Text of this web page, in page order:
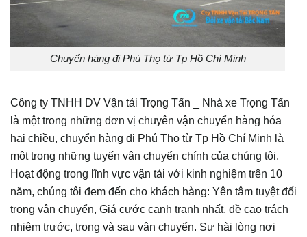
Chuyển hàng đi Phú Thọ từ Tp Hồ Chí Minh
Công ty TNHH DV Vận tải Trọng Tấn _ Nhà xe Trọng Tấn
là một trong những đơn vị chuyên vận chuyển hàng hóa
hai chiều, chuyển hàng đi Phú Thọ từ Tp Hồ Chí Minh là
một trong những tuyến vận chuyển chính của chúng tôi.
Hoạt động trong lĩnh vực vận tải với kinh nghiệm trên 10
năm, chúng tôi đem đến cho khách hàng: Yên tâm tuyệt đối
trong vận chuyển, Giá cước cạnh tranh nhất, đề cao trách
nhiệm trước, trong và sau vận chuyển. Sự hài lòng nơi